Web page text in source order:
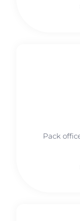
Pack